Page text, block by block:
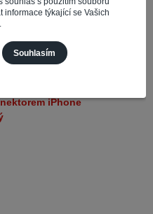
287,48 Kčbez DPH
Přidat do košíku
informace týkající se Vašich
Souhlasím